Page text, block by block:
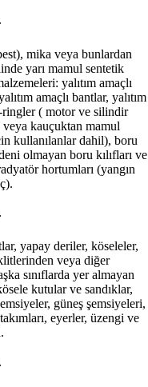
mika veya bunlardan
yarı mamul sentetik
yalıtım amaçlı
amaçlı bantlar, yalıtım
ringler ( motor ve silindir
kauçuktan mamul
kullanılanlar dahil), boru
olmayan boru kılıfları ve
hortumları (yangın
yapay deriler, köseleler,
veya diğer
sınıflarda yer almayan
kutular ve sandıklar,
güneş şemsiyeleri,
eyerler, üzengi ve